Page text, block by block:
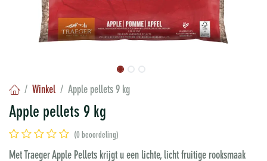
Winkel Apple pellets 9 kg
Apple pellets 9 kg
(0 beoordeling)
Met Traeger Apple Pellets krijgt u een lichte, licht fruitige rooksmaak